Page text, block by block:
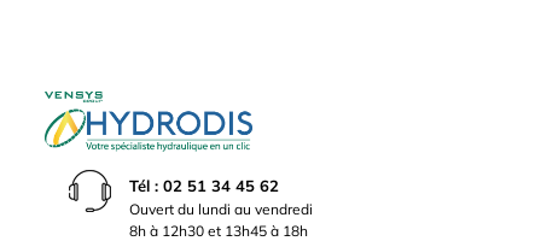
Tél : 02 51 34 45 62
Ouvert du lundi au vendredi
8h à 12h30 et 13h45 à 18h